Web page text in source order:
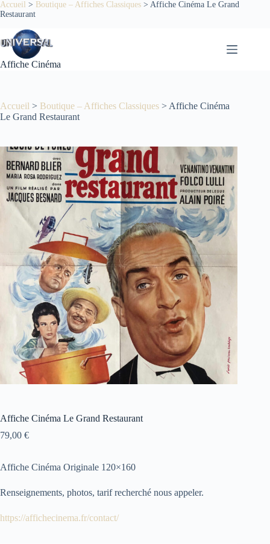
Passer
au
Accueil > Boutique – Affiches Classiques > Affiche Cinéma Le Grand
Restaurant
Affiche Cinéma
Accueil > Boutique – Affiches Classiques > Affiche Cinéma
Le Grand Restaurant
Affiche Cinéma Le Grand Restaurant
79,00 €
Affiche Cinéma Originale 120×160
Renseignements, photos, tarif recherché nous appeler.
https://affichecinema.fr/contact/